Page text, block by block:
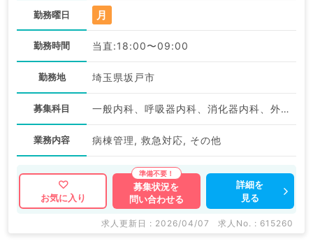
勤務曜日 月
勤務時間 当直:18:00〜09:00
勤務地 埼玉県坂戸市
募集科目 一般内科、呼吸器内科、消化器内科、外科系全般、一般外科、消化器外科
業務内容 病棟管理, 救急対応, その他
お気に入り
募集状況を
問い合わせる
詳細を
見る
求人更新日 : 2026/04/07 求人No. : 615260